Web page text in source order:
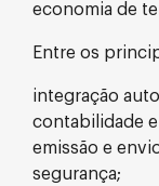
economia de
Entre os
integração
contabilidade e
emissão e
segurança;